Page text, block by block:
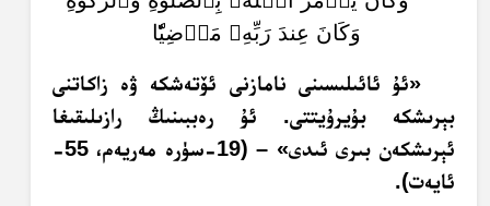
وَكَانَ عِندَ رَبِّهِۦ مَرۡضِيّٗا
«ئۇ ئائىلىسىنى نامازنى ئۆتەشكە ۋە زاكاتنى
بېرىشكە بۇيرۇيتتى. ئۇ رەببىنىڭ رازىلىقىغا
ئېرىشكەن بىرى ئىدى» – (19-سۈرە مەريەم، 55-
ئايەت).